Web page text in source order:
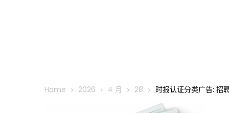
Home 2026 4 月 28 时报认证分类广告: 招